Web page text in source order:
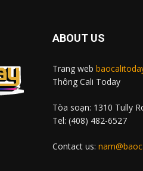
ABOUT US
Trang web
Thông Cali Today
Tòa soạn: 1310 Tully
Tel: (408) 482-6527
Contact us: